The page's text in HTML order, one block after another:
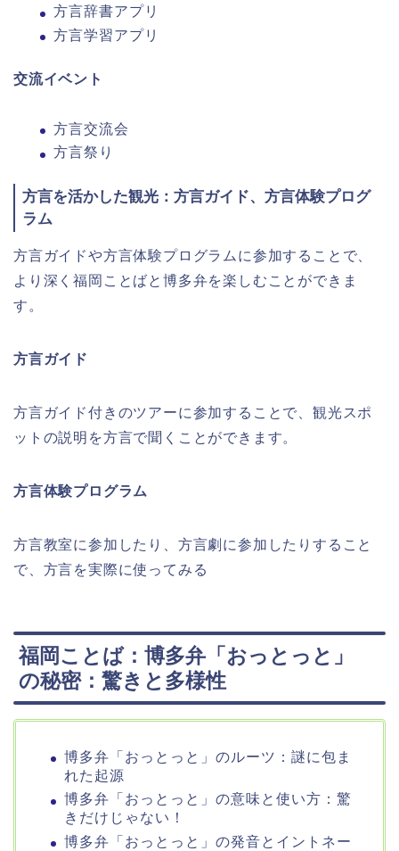
方言辞書アプリ
方言学習アプリ
交流イベント
方言交流会
方言祭り
方言を活かした観光：方言ガイド、方言体験プログ
ラム
方言ガイドや方言体験プログラムに参加することで、
より深く福岡ことばと博多弁を楽しむことができま
す。
方言ガイド
方言ガイド付きのツアーに参加することで、観光スポ
ットの説明を方言で聞くことができます。
方言体験プログラム
方言教室に参加したり、方言劇に参加したりすること
で、方言を実際に使ってみる
福岡ことば：博多弁「おっとっと」
の秘密：驚きと多様性
博多弁「おっとっと」のルーツ：謎に包ま
れた起源
博多弁「おっとっと」の意味と使い方：驚
きだけじゃない！
博多弁「おっとっと」の発音とイントネー